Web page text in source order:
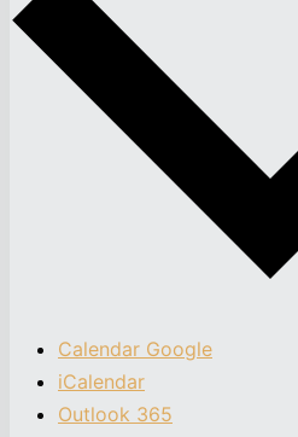
Calendar Google
iCalendar
Outlook 365